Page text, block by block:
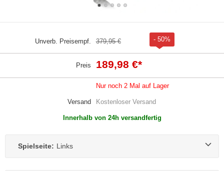
Unverb. Preisempf. 379,95 € - 50%
Preis 189,98 €*
Nur noch 2 Mal auf Lager
Versand Kostenloser Versand
Innerhalb von 24h versandfertig
Spielseite: Links